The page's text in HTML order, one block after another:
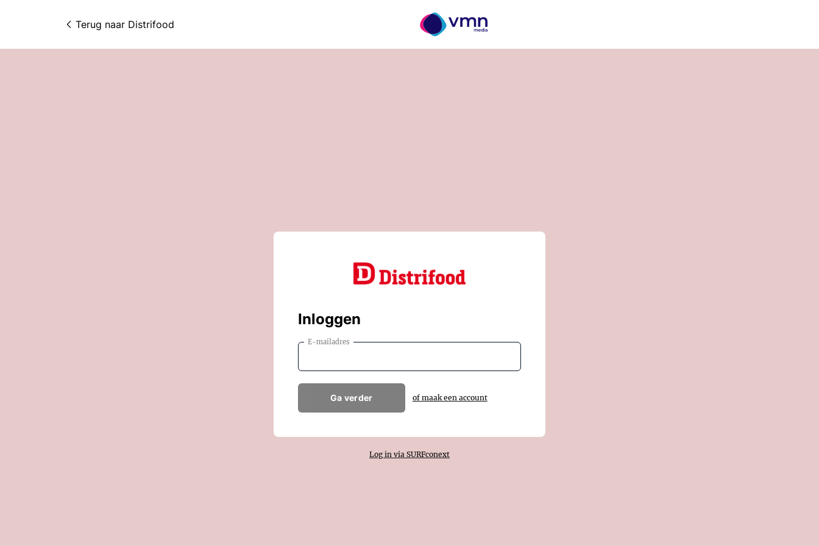
Terug naar Distrifood
Inloggen
E-mailadres
Ga verder of maak een account
Log in via SURFconext